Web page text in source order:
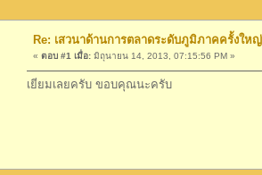
Re: เสวนาด้านการตลาดระดับภูมิภาคครั้งให
« ตอบ #1 เมื่อ: มิถุนายน 14, 2013, 07:15:56 PM »
เยี่ยมเลยครับ ขอบคุณนะครับ